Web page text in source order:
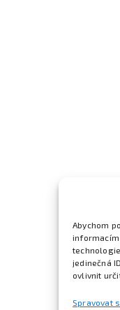
Abychom
informacím
jedinečná
ovlivnit
Spravovat